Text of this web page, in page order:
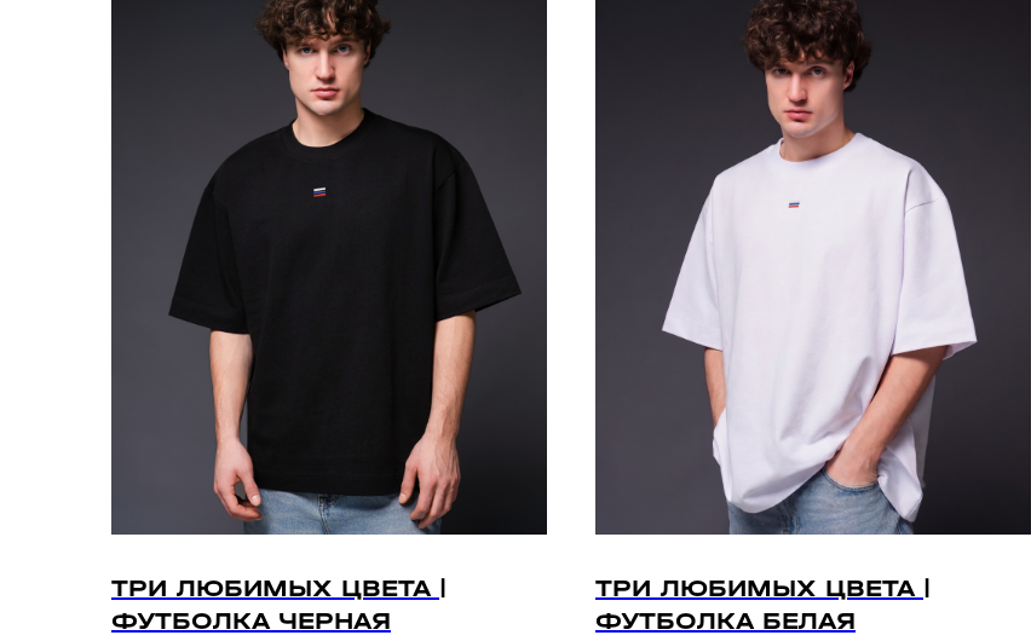
ТРИ ЛЮБИМЫХ ЦВЕТА |
ФУТБОЛКА ЧЕРНАЯ
ТРИ ЛЮБИМЫХ ЦВЕТА |
ФУТБОЛКА БЕЛАЯ